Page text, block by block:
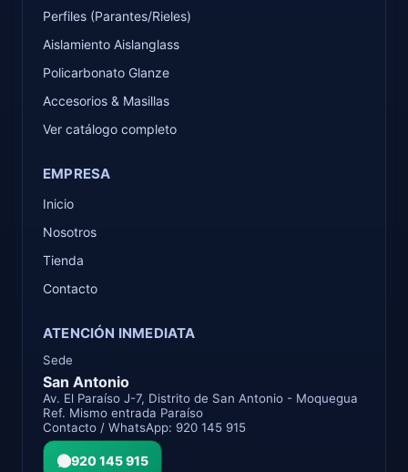
Perfiles (Parantes/Rieles)
Aislamiento Aislanglass
Policarbonato Glanze
Accesorios & Masillas
Ver catálogo completo
EMPRESA
Inicio
Nosotros
Tienda
Contacto
ATENCIÓN INMEDIATA
Sede
San Antonio
Av. El Paraíso J-7, Distrito de San Antonio - Moquegua
Ref. Mismo entrada Paraíso
Contacto / WhatsApp: 920 145 915
920 145 915